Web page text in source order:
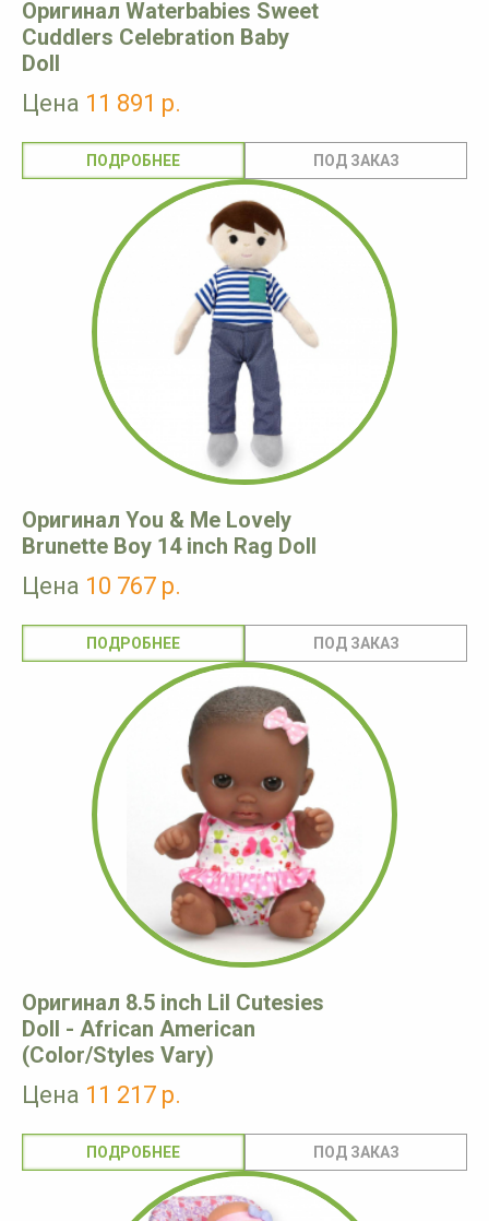
Оригинал Waterbabies Sweet
Cuddlers Celebration Baby
Doll
Цена 11 891 р.
ПОДРОБНЕЕ
Оригинал You & Me Lovely
Brunette Boy 14 inch Rag Doll
Цена 10 767 р.
ПОДРОБНЕЕ
Оригинал 8.5 inch Lil Cutesies
Doll - African American
(Color/Styles Vary)
Цена 11 217 р.
ПОДРОБНЕЕ